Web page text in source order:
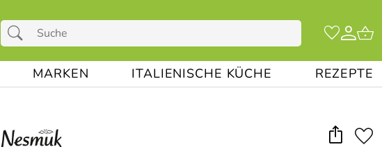
MARKEN ITALIENISCHE KÜCHE REZEPTE